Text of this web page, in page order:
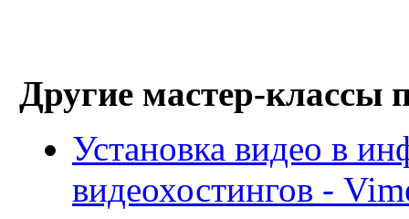
Другие мастер-классы
Установка видео в
видеохостингов -